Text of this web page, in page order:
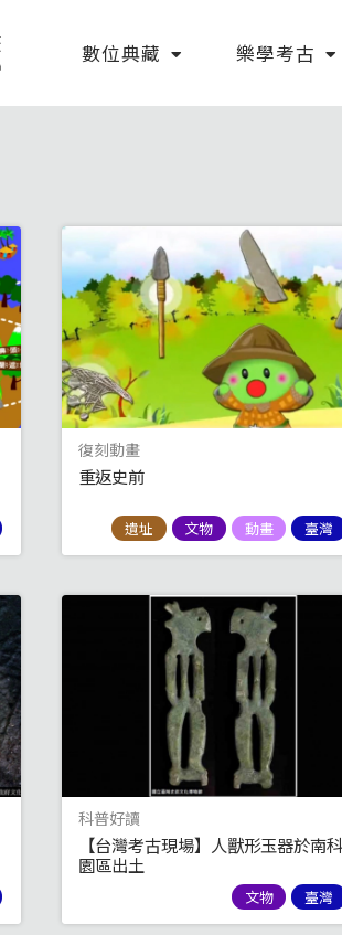
數位典藏 樂學考古
復刻動畫
重返史前
遺址 文物 動畫 臺灣
科普好讀
【台灣考古現場】人獸形玉器於南科
園區出土
文物 臺灣